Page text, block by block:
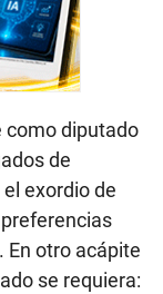
como diputado
de
exordio de
En otro acápite
se requiera: